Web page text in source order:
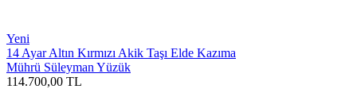
Yeni
14 Ayar Altın Kırmızı Akik Taşı Elde Kazıma
Mührü Süleyman Yüzük
114.700,00 TL